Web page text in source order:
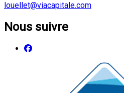
louellet@viacapitale.com
Nous suivre